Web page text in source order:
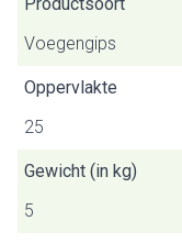
Voegengips
Oppervlakte
25
Gewicht (in kg)
5